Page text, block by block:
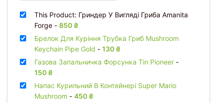
This Product: Гриндер У Вигляді Гриба Amanita
Forge - 850 ₴
Брелок Для Куріння Трубка Гриб Mushroom
Keychain Pipe Gold - 130 ₴
Газова Запальничка Форсунка Tin Pioneer -
150 ₴
Напас Курильний В Контейнері Super Mario
Mushroom - 450 ₴